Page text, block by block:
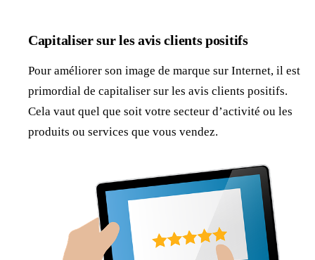
Capitaliser sur les avis clients positifs
Pour améliorer son image de marque sur Internet, il est
primordial de capitaliser sur les avis clients positifs.
Cela vaut quel que soit votre secteur d’activité ou les
produits ou services que vous vendez.